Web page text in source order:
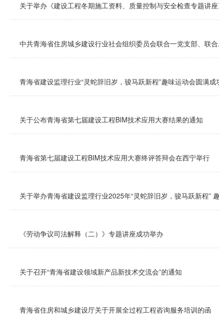
关于举办《建设工程冬期施工资料、质量控制与安全检查专题讲
中共青海省住房城乡建设行业社会组织委员会联合一党支部、联
青海省建设监理行业“灵蛇辞旧岁，骏马跃新程”趣味运动会圆满成
关于公布青海省第七届建设工程BIM技术应用大赛结果的通知
青海省第七届建设工程BIM技术应用大赛终评答辩会在西宁举行
关于举办青海省建设监理行业2025年“灵蛇辞旧岁，骏马跃新程”
《劳动争议司法解释（二）》专题讲座成功举办
关于召开“青海省建设领域新产品新技术交流会”的通知
青海省住房和城乡建设厅关于开展全过程工程咨询服务培训的函